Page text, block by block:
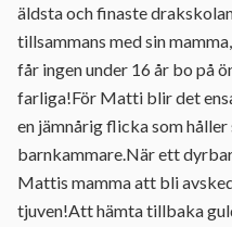
äldsta och finaste
tillsammans med sin
får ingen under 16 år bo på
farliga!För Matti blir det
en jämnårig flicka som
barnkammare.När ett
Mattis mamma att bli
tjuven!Att hämta tillbaka